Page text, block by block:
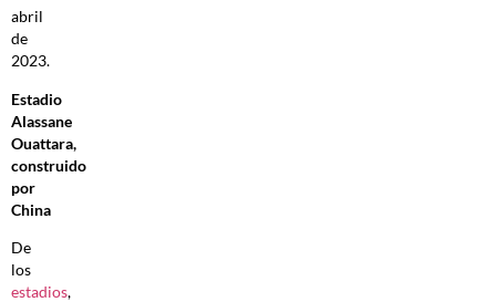
abril
de
2023.
Estadio
Alassane
Ouattara,
construido
por
China
De
los
estadios,